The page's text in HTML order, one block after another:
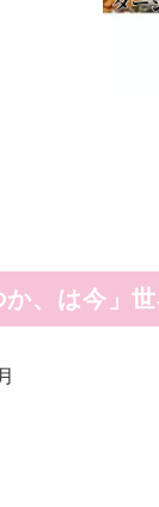
は今」世